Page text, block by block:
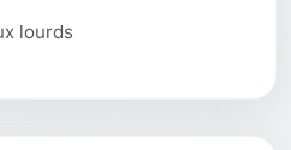
lourds